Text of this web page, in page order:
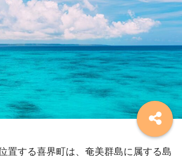
置する喜界町は、奄美群島に属する島